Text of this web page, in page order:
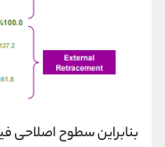
بنابراین سطوح اصلاحی